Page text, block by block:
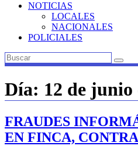
NOTICIAS
LOCALES
NACIONALES
POLICIALES
Día: 12 de junio
FRAUDES
EN FINCA,